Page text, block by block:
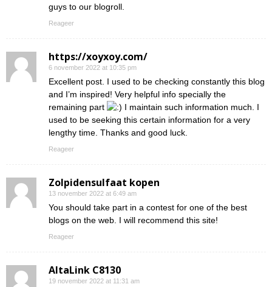
guys to our blogroll.
Reageer
https://xoyxoy.com/
6 november 2022 at 10:35 pm
Excellent post. I used to be checking constantly this blog
and I’m inspired! Very helpful info specially the
remaining part
I maintain such information much. I
used to be seeking this certain information for a very
lengthy time. Thanks and good luck.
Reageer
Zolpidensulfaat kopen
13 november 2022 at 6:49 am
You should take part in a contest for one of the best
blogs on the web. I will recommend this site!
Reageer
AltaLink C8130
19 november 2022 at 11:31 am